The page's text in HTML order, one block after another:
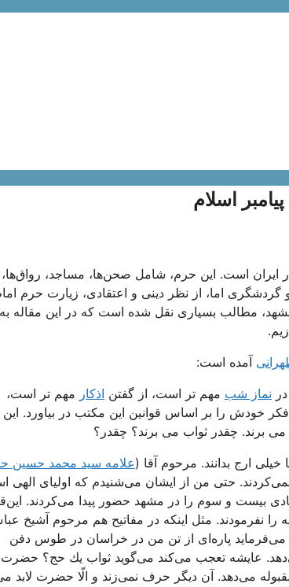
اسلام
ایران است. این حرم، شامل صحن‌ها، مساجد، رواق‌ها،
اما، از نظر دینی و اعتقادی، زیارت حرم
مطالب بسیاری نقل شده است که در این مقاله به
آمده است:
نماز شب مهم تر است، از گفتن اذكار مهم تر است،
خودش را بر اساس قوانین این مكتب در بیاورد.
برند. چقدر ثواب می برند؟ چقدر؟
ارج بدانند. مرحوم آقا (علامه سید محمد حسین
حتی من از ایشان می‌شنیدم كه اولیای الهی
بیست و سوم را در مشهد حضور پیدا می‌كردند.
نفرمودند. مثل اینكه در مفاتیح هم مرحوم آشیخ
پاره‌ای‌ از تن من در خراسان در طوس دفن
عایشه تعجب می‌كند می‌گوید ثواب یك حج؟ حضرت
می‌دهد. آن دیگر حرف نمی‌زند و الّا حضرت لابد